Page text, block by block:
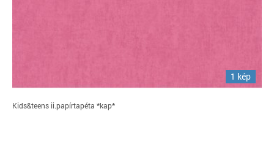
1 kép
Kids&teens ii.papírtapéta *kap*